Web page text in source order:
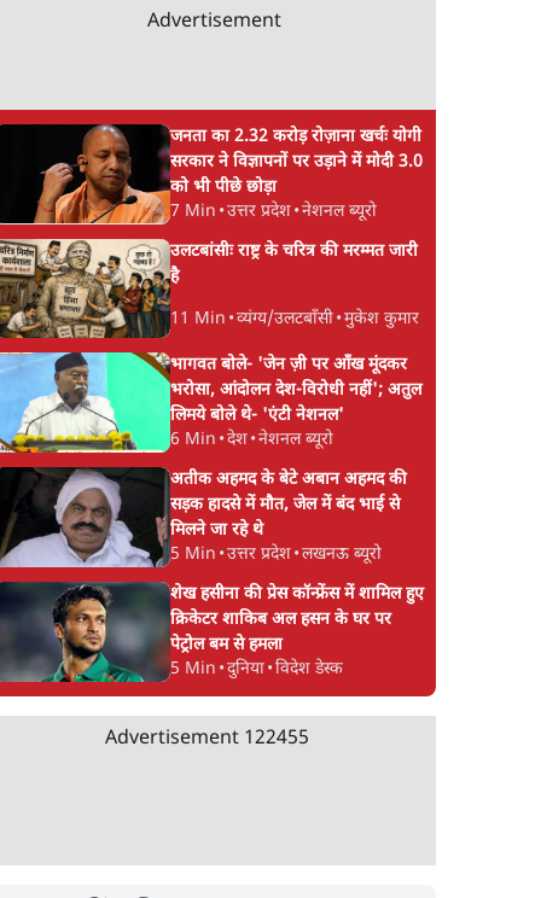
Advertisement
जनता का 2.32 करोड़ रोज़ाना खर्चः योगी
सरकार ने विज्ञापनों पर उड़ाने में मोदी 3.0
को भी पीछे छोड़ा
7 Min •उत्तर प्रदेश•नेशनल ब्यूरो
उलटबांसीः राष्ट्र के चरित्र की मरम्मत जारी
है
11 Min •व्यंग्य/उलटबाँसी•मुकेश कुमार
भागवत बोले- 'जेन ज़ी पर आँख मूंदकर
भरोसा, आंदोलन देश-विरोधी नहीं'; अतुल
लिमये बोले थे- 'एंटी नेशनल'
6 Min •देश•नेशनल ब्यूरो
अतीक अहमद के बेटे अबान अहमद की
सड़क हादसे में मौत, जेल में बंद भाई से
मिलने जा रहे थे
5 Min •उत्तर प्रदेश•लखनऊ ब्यूरो
शेख हसीना की प्रेस कॉन्फ्रेंस में शामिल हुए
क्रिकेटर शाकिब अल हसन के घर पर
पेट्रोल बम से हमला
5 Min •दुनिया•विदेश डेस्क
Advertisement 122455